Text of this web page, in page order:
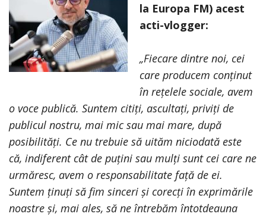
la Europa FM) acest
acti-vlogger:
„Fiecare dintre noi, cei
care producem conținut
în rețelele sociale, avem
o voce publică. Suntem citiți, ascultați, priviți de
publicul nostru, mai mic sau mai mare, după
posibilități. Ce nu trebuie să uităm niciodată este
că, indiferent cât de puțini sau mulți sunt cei care ne
urmăresc, avem o responsabilitate față de ei.
Suntem ținuți să fim sinceri și corecți în exprimările
noastre și, mai ales, să ne întrebăm întotdeauna